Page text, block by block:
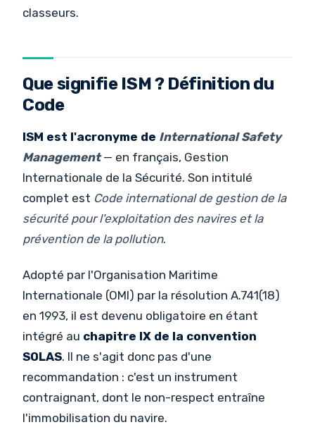
classeurs.
Que signifie ISM ? Définition du
Code
ISM est l'acronyme de International Safety
Management— en français, Gestion
Internationale de la Sécurité. Son intitulé
complet est Code international de gestion de la
sécurité pour l'exploitation des navires et la
prévention de la pollution.
Adopté par l'Organisation Maritime
Internationale (OMI) par la résolution A.741(18)
en 1993, il est devenu obligatoire en étant
intégré au chapitre IX de la convention
SOLAS. Il ne s'agit donc pas d'une
recommandation : c'est un instrument
contraignant, dont le non-respect entraîne
l'immobilisation du navire.